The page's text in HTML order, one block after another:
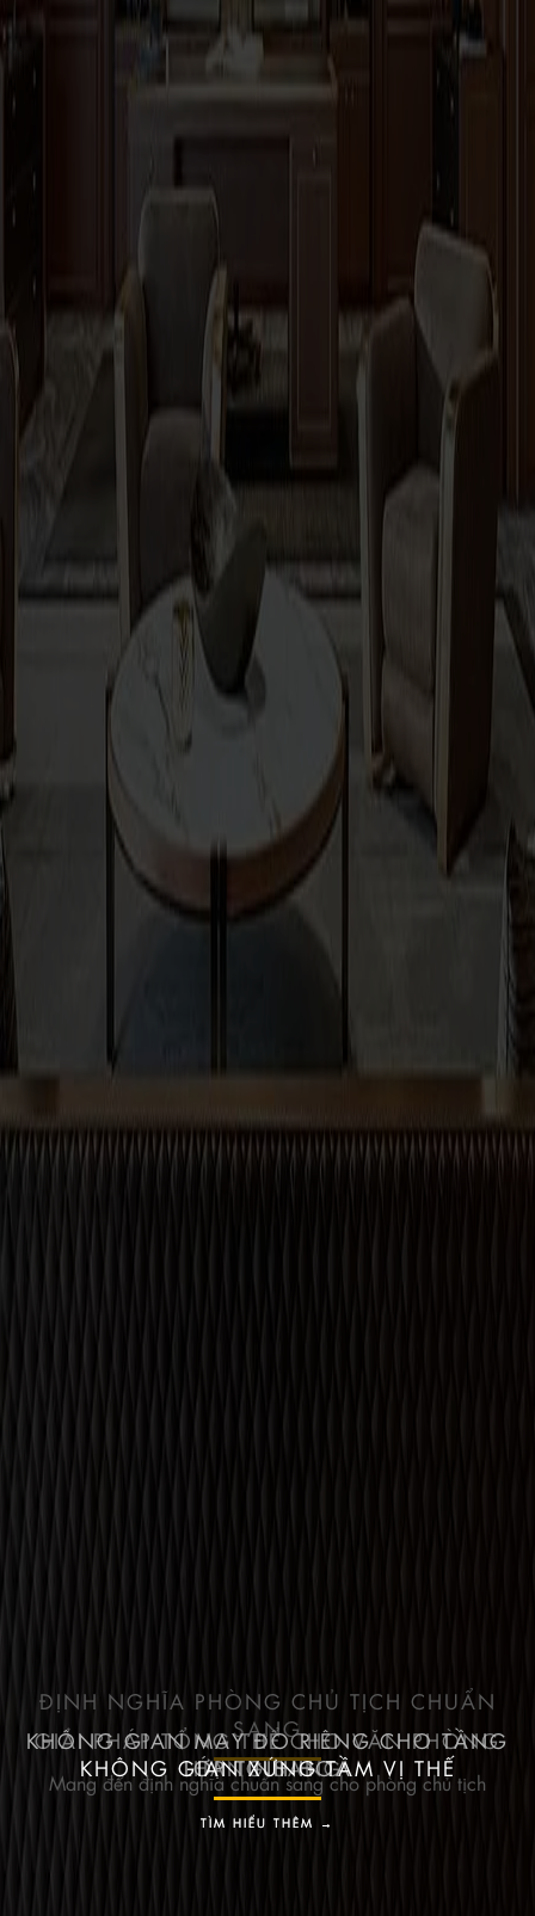
ĐỊNH NGHĨA PHÒNG CHỦ TỊCH CHUẨN
SANG
Mang đến định nghĩa chuẩn sang cho phòng chủ tịch
TÌM HIỂU THÊM →
GIẢI PHÁP TỔNG THỂ CHO VĂN PHÒNG
HẠNG SANG
TÌM HIỂU THÊM →
KHÔNG GIAN MAY ĐO RIÊNG CHO TẦNG
LỚP TINH HOA
TÌM HIỂU THÊM →
KHÔNG GIAN XỨNG TẦM VỊ THẾ
TÌM HIỂU THÊM →